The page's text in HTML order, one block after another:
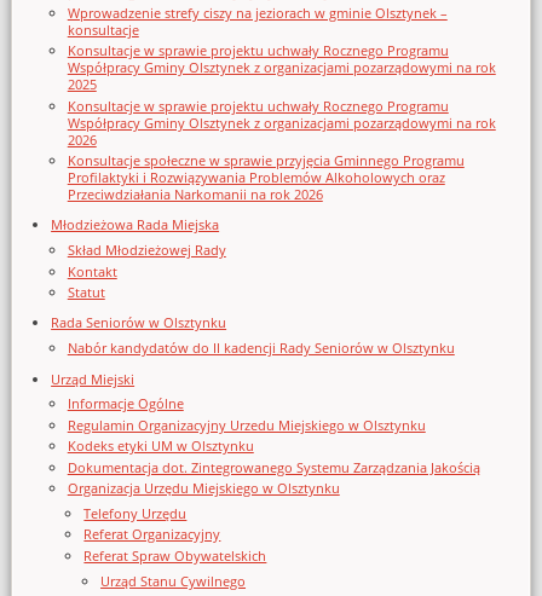
Wprowadzenie strefy ciszy na jeziorach w gminie Olsztynek –
konsultacje
Konsultacje w sprawie projektu uchwały Rocznego Programu
Współpracy Gminy Olsztynek z organizacjami pozarządowymi na rok
2025
Konsultacje w sprawie projektu uchwały Rocznego Programu
Współpracy Gminy Olsztynek z organizacjami pozarządowymi na rok
2026
Konsultacje społeczne w sprawie przyjęcia Gminnego Programu
Profilaktyki i Rozwiązywania Problemów Alkoholowych oraz
Przeciwdziałania Narkomanii na rok 2026
Młodzieżowa Rada Miejska
Skład Młodzieżowej Rady
Kontakt
Statut
Rada Seniorów w Olsztynku
Nabór kandydatów do II kadencji Rady Seniorów w Olsztynku
Urząd Miejski
Informacje Ogólne
Regulamin Organizacyjny Urzedu Miejskiego w Olsztynku
Kodeks etyki UM w Olsztynku
Dokumentacja dot. Zintegrowanego Systemu Zarządzania Jakością
Organizacja Urzędu Miejskiego w Olsztynku
Telefony Urzędu
Referat Organizacyjny
Referat Spraw Obywatelskich
Urząd Stanu Cywilnego